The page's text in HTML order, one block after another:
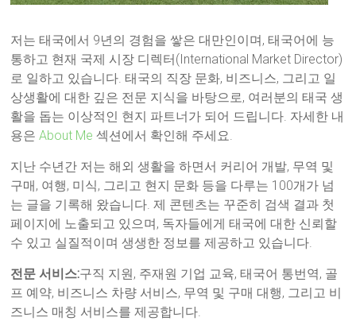
저는 태국에서 9년의 경험을 쌓은 대만인이며, 태국어에 능
통하고 현재 국제 시장 디렉터(International Market Director)
로 일하고 있습니다. 태국의 직장 문화, 비즈니스, 그리고 일
상생활에 대한 깊은 전문 지식을 바탕으로, 여러분의 태국 생
활을 돕는 이상적인 현지 파트너가 되어 드립니다. 자세한 내
용은About Me 섹션에서 확인해 주세요.
지난 수년간 저는 해외 생활을 하면서 커리어 개발, 무역 및
구매, 여행, 미식, 그리고 현지 문화 등을 다루는 100개가 넘
는 글을 기록해 왔습니다. 제 콘텐츠는 꾸준히 검색 결과 첫
페이지에 노출되고 있으며, 독자들에게 태국에 대한 신뢰할
수 있고 실질적이며 생생한 정보를 제공하고 있습니다.
전문 서비스:구직 지원, 주재원 기업 교육, 태국어 통번역, 골
프 예약, 비즈니스 차량 서비스, 무역 및 구매 대행, 그리고 비
즈니스 매칭 서비스를 제공합니다.